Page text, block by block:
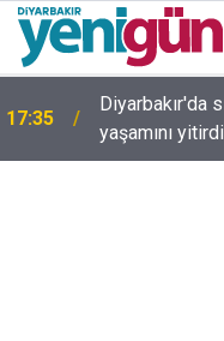
16:54 Bahceli'den